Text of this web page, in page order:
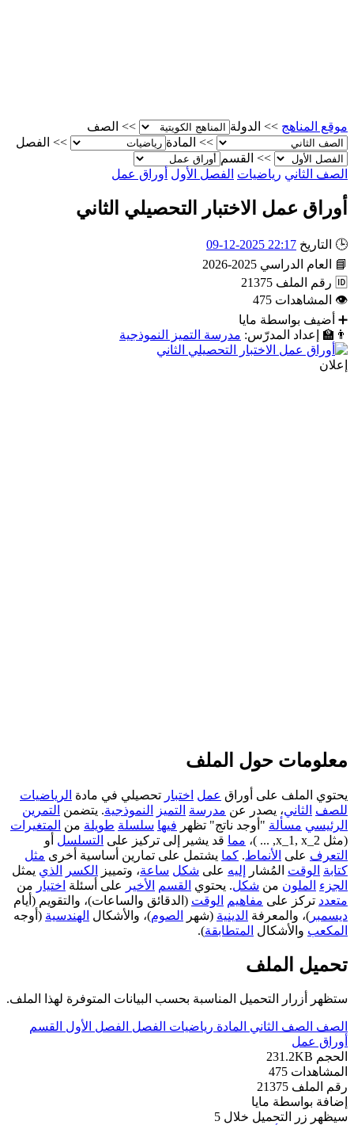
موقع المناهج >> الدولة >>
الصف
>>
المادة >>
الفصل
>>
القسم
الصف الثاني رياضيات الفصل الأول أوراق عمل
أوراق عمل الاختبار التحصيلي الثاني
🕒 التاريخ 22:17 2025-12-09
📘
العام الدراسي 2025-2026
🆔 رقم الملف 21375
👁
المشاهدات 475
➕
أضيف بواسطة مايا
👨‍🏫
إعداد المدرّس: مدرسة التميز النموذجية
إعلان
معلومات حول الملف
يحتوي الملف على أوراق عمل اختبار تحصيلي في مادة الرياضيات
للصف
الثاني، يصدر عن مدرسة التميز النموذجية. يتضمن التمرين
الرئيسي مسألة"أوجد ناتج" تظهر فيها سلسلة طويلةمن المتغيرات
(مثل x_1, x_2, ... )،
مماقد يشير إلى تركيز على التسلسلأو
التعرفعلى الأنماط. كمايشتمل على تمارين أساسية أخرى مثل
كتابة
الوقتالمُشار إليهعلى شكل ساعة، وتمييز الكسر الذييمثل
الجزء
الملونمن شكل. يحتوي القسم الأخير على أسئلة اختيار من
متعددتركز على مفاهيم الوقت(الدقائق والساعات)، والتقويم (أيام
ديسمبر )، والمعرفة الدينية(شهر الصوم)، والأشكال الهندسية(أوجه
المكعبوالأشكال المتطابقة).
تحميل الملف
ستظهر أزرار التحميل المناسبة بحسب البيانات المتوفرة لهذا الملف.
الصف الصف الثاني المادة رياضيات الفصل الفصل الأول
القسم
أوراق عمل
الحجم 231.2KB
المشاهدات 475
رقم الملف 21375
إضافة بواسطة مايا
سيظهر زر التحميل خلال 5